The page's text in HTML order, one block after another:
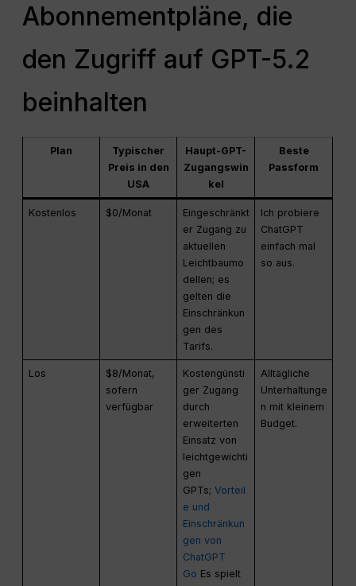
Abonnementpläne, die
den Zugriff auf GPT-5.2
beinhalten
Plan
Typischer
Preis in den
USA
Haupt-GPT-
Zugangswin
kel
Beste
Passform
Kostenlos $0/Monat
Eingeschränkt
er Zugang zu
aktuellen
Leichtbaumo
dellen; es
gelten die
Einschränkun
gen des
Tarifs.
Ich probiere
ChatGPT
einfach mal
so aus.
Los
$8/Monat,
sofern
verfügbar
Kostengünsti
ger Zugang
durch
erweiterten
Einsatz von
leichtgewichti
gen
GPTs; Vorteil
e und
Einschränkun
gen von
ChatGPT
Go Es spielt
Alltägliche
Unterhaltunge
n mit kleinem
Budget.